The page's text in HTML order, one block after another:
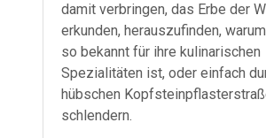
damit verbringen, das Erbe der
erkunden, herauszufinden,
so bekannt für ihre kulinarischen
Spezialitäten ist, oder einfach
hübschen
schlendern.